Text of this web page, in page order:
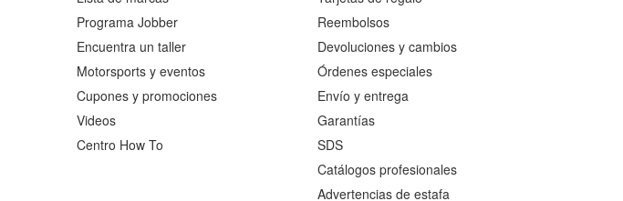
Programa Jobber
Encuentra un taller
Motorsports y eventos
Cupones y promociones
Videos
Centro How To
Reembolsos
Devoluciones y cambios
Órdenes especiales
Envío y entrega
Garantías
SDS
Catálogos profesionales
Advertencias de estafa